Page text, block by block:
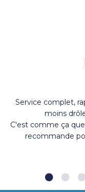
Service complet,
moins
C'est comme ça
recommande